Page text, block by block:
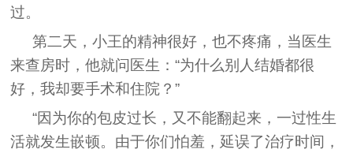
过。
第二天，小王的精神很好，也不疼痛，当医生
来查房时，他就问医生：“为什么别人结婚都很
好，我却要手术和住院？”
“因为你的包皮过长，又不能翻起来，一过性生
活就发生嵌顿。由于你们怕羞，延误了治疗时间，